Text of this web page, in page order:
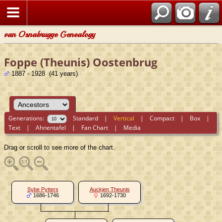
van Osnabrugge Genealogy
Foppe (Theunis) Oostenbrug
1887 - 1928 (41 years)
Generations: Standard |Vertical |Compact | Box |
Text |Ahnentafel | Fan Chart | Media
Drag or scroll to see more of the chart.
Sybe Pytters
1686-1746
Auckjen Theunis
1692-1730